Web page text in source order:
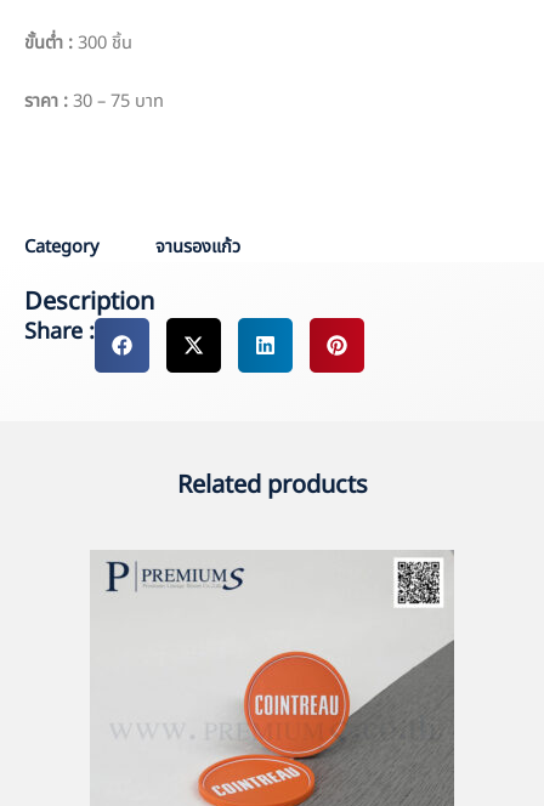
ขั้นต่ำ :300 ชิ้น
ราคา :30 – 75 บาท
Category จานรองแก้ว
Description
Share :
Related products